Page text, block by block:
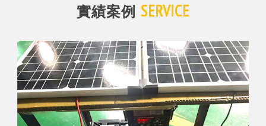
實績案例 SERVICE